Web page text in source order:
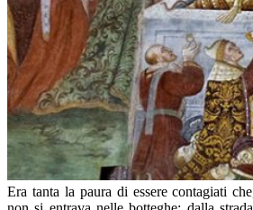
Era tanta la paura di essere contagiati